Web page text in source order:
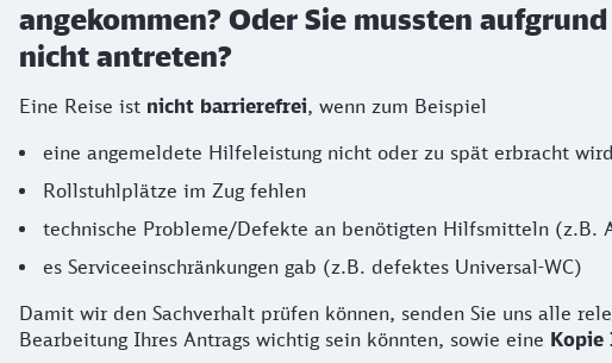
angekommen? Oder Sie mussten
nicht antreten?
Eine Reise ist nicht barrierefrei, wenn zum Beispiel
eine angemeldete Hilfeleistung nicht oder zu spät erbracht wird
Rollstuhlplätze im Zug fehlen
technische Probleme/Defekte an benötigten Hilfsmitteln (z.B.
es Serviceeinschränkungen gab (z.B. defektes Universal-WC)
Damit wir den Sachverhalt prüfen können, senden Sie uns alle
Bearbeitung Ihres Antrags wichtig sein könnten, sowie eine Kopie